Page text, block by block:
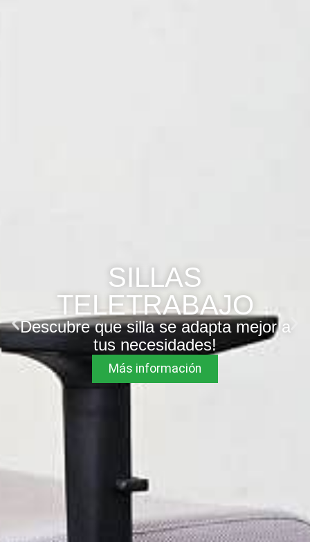
SILLAS
TELETRABAJO
Descubre que silla se adapta mejor a
tus necesidades!
Más información